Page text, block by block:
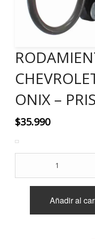
ONIX –
$35.990
CHEVROLET
COMBO
Añadir al